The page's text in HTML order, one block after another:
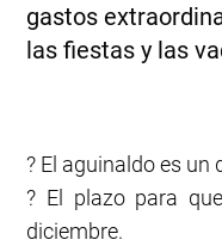
gastos
las fiestas y las
? El aguinaldo es un
? El plazo para
diciembre.